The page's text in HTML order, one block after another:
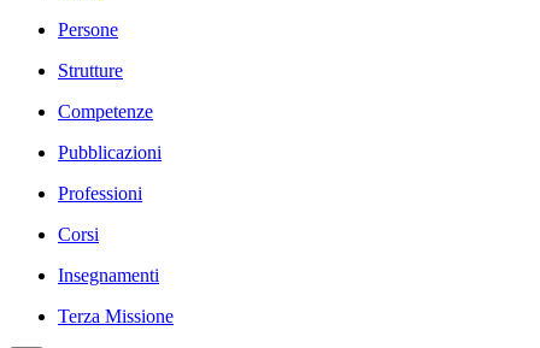
Persone
Strutture
Competenze
Pubblicazioni
Professioni
Corsi
Insegnamenti
Terza Missione